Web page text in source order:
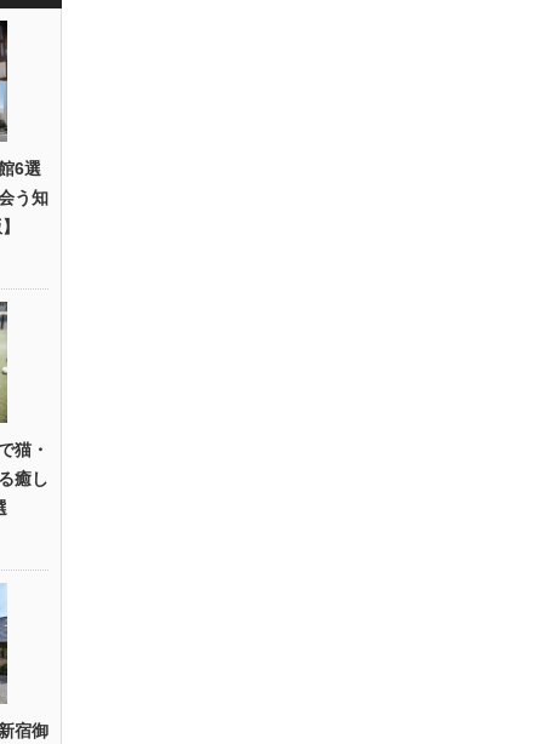
6選
う知
猫・
癒し
宿御